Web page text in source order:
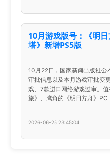
10月游戏版号：《明
塔》新增PS5版
10月22日，国家新闻出版社公
审批信息以及本月游戏审批变
戏、7款进口网络游戏过审。
旅》、鹰角的《明日方舟》PC
2026-06-25 23:45:04